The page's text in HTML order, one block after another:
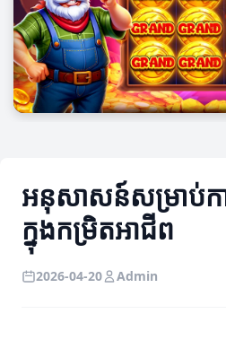
អនុសាសន៍សម្រាប់ក
ក្នុងកម្រិតអាជីព
2026-04-20 Admin